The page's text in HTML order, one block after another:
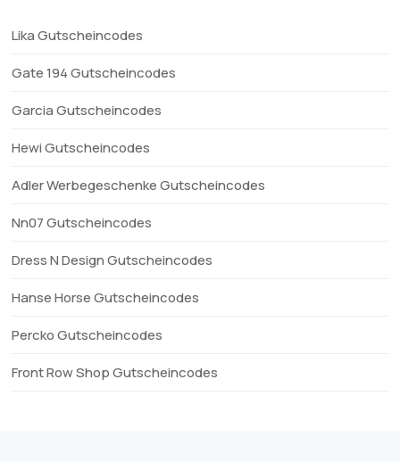
Lika Gutscheincodes
Gate 194 Gutscheincodes
Garcia Gutscheincodes
Hewi Gutscheincodes
Adler Werbegeschenke Gutscheincodes
Nn07 Gutscheincodes
Dress N Design Gutscheincodes
Hanse Horse Gutscheincodes
Percko Gutscheincodes
Front Row Shop Gutscheincodes